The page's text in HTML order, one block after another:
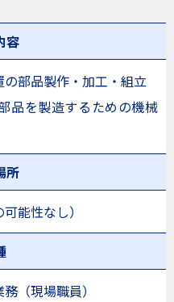
容
の部品製作・加工・組立
品を製造するための機械
所
能性なし）
（現場職員）